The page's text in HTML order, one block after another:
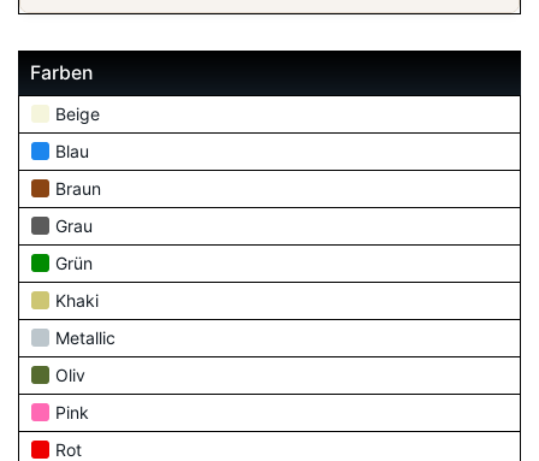
Farben
Beige
Blau
Braun
Grau
Grün
Khaki
Metallic
Oliv
Pink
Rot